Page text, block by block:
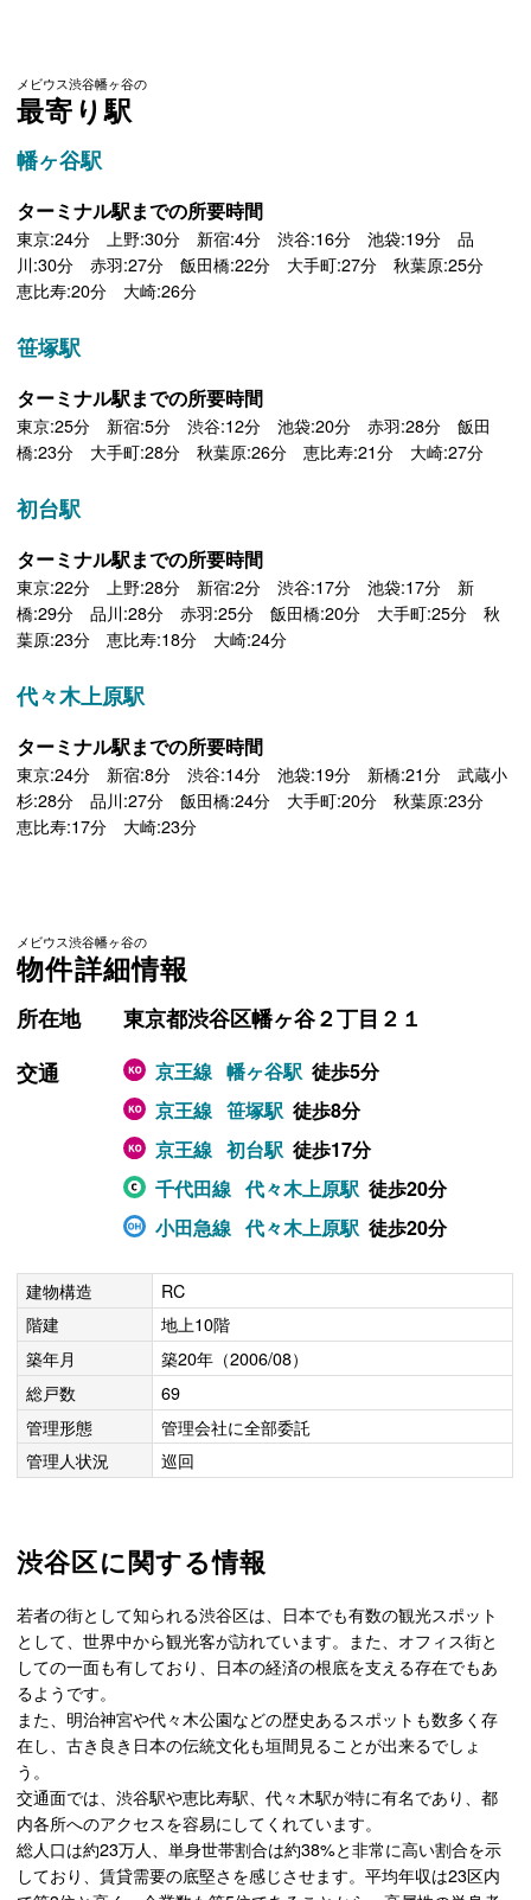
メビウス渋谷幡ヶ谷の
最寄り駅
幡ヶ谷駅
ターミナル駅までの所要時間
東京:24分 上野:30分 新宿:4分 渋谷:16分 池袋:19分 品
川:30分 赤羽:27分 飯田橋:22分 大手町:27分 秋葉原:25分
恵比寿:20分 大崎:26分
笹塚駅
ターミナル駅までの所要時間
東京:25分 新宿:5分 渋谷:12分 池袋:20分 赤羽:28分 飯田
橋:23分 大手町:28分 秋葉原:26分 恵比寿:21分 大崎:27分
初台駅
ターミナル駅までの所要時間
東京:22分 上野:28分 新宿:2分 渋谷:17分 池袋:17分 新
橋:29分 品川:28分 赤羽:25分 飯田橋:20分 大手町:25分 秋
葉原:23分 恵比寿:18分 大崎:24分
代々木上原駅
ターミナル駅までの所要時間
東京:24分 新宿:8分 渋谷:14分 池袋:19分 新橋:21分 武蔵小
杉:28分 品川:27分 飯田橋:24分 大手町:20分 秋葉原:23分
恵比寿:17分 大崎:23分
メビウス渋谷幡ヶ谷の
物件詳細情報
所在地
東京都渋谷区幡ヶ谷２丁目２１
交通
京王線 幡ヶ谷駅 徒歩5分
京王線 笹塚駅 徒歩8分
京王線 初台駅 徒歩17分
千代田線 代々木上原駅 徒歩20分
小田急線 代々木上原駅 徒歩20分
建物構造
RC
階建
地上10階
築年月
築20年（2006/08）
総戸数
69
管理形態
管理会社に全部委託
管理人状況
巡回
渋谷区に関する情報
若者の街として知られる渋谷区は、日本でも有数の観光スポット
として、世界中から観光客が訪れています。また、オフィス街と
しての一面も有しており、日本の経済の根底を支える存在でもあ
るようです。
また、明治神宮や代々木公園などの歴史あるスポットも数多く存
在し、古き良き日本の伝統文化も垣間見ることが出来るでしょ
う。
交通面では、渋谷駅や恵比寿駅、代々木駅が特に有名であり、都
内各所へのアクセスを容易にしてくれています。
総人口は約23万人、単身世帯割合は約38%と非常に高い割合を示
しており、賃貸需要の底堅さを感じさせます。平均年収は23区内